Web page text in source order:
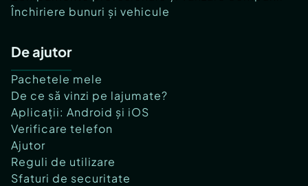
Închiriere bunuri și vehicule
De ajutor
Pachetele mele
De ce să vinzi pe lajumate?
Aplicații: Android și iOS
Verificare telefon
Ajutor
Reguli de utilizare
Sfaturi de securitate